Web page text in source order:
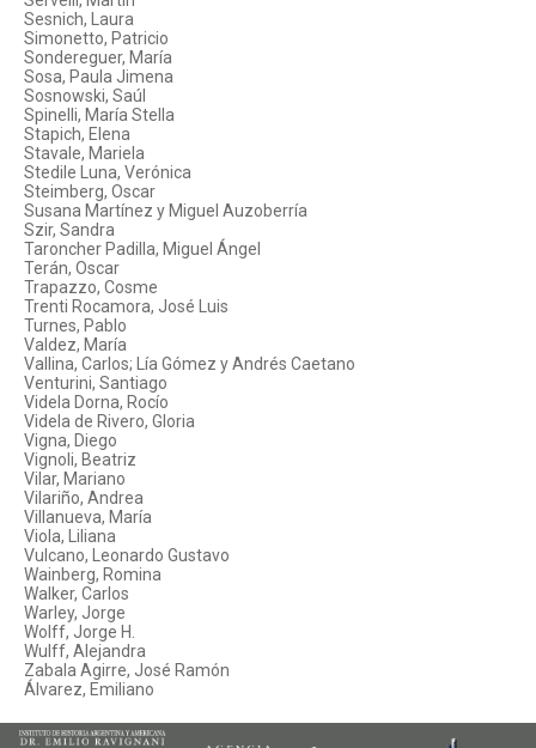
Sesnich, Laura
Simonetto, Patricio
Sondereguer, María
Sosa, Paula Jimena
Sosnowski, Saúl
Spinelli, María Stella
Stapich, Elena
Stavale, Mariela
Stedile Luna, Verónica
Steimberg, Oscar
Susana Martínez y Miguel Auzoberría
Szir, Sandra
Taroncher Padilla, Miguel Ángel
Terán, Oscar
Trapazzo, Cosme
Trenti Rocamora, José Luis
Turnes, Pablo
Valdez, María
Vallina, Carlos; Lía Gómez y Andrés Caetano
Venturini, Santiago
Videla Dorna, Rocío
Videla de Rivero, Gloria
Vigna, Diego
Vignoli, Beatriz
Vilar, Mariano
Vilariño, Andrea
Villanueva, María
Viola, Liliana
Vulcano, Leonardo Gustavo
Wainberg, Romina
Walker, Carlos
Warley, Jorge
Wolff, Jorge H.
Wulff, Alejandra
Zabala Agirre, José Ramón
Álvarez, Emiliano